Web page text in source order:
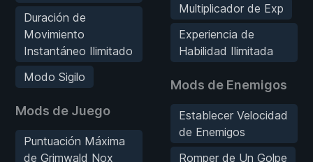
Duración de
Movimiento
Instantáneo Ilimitado
Modo Sigilo
Mods de Juego
Puntuación Máxima
de Grimwald Nox
Multiplicador de Exp
Experiencia de
Habilidad Ilimitada
Mods de Enemigos
Establecer Velocidad
de Enemigos
Romper de Un Golpe